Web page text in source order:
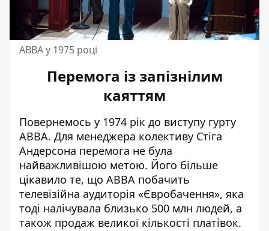
АВВА у 1975 році
Перемога із запізнілим
каяттям
Повернемось у 1974 рік до виступу гурту
ABBA. Для менеджера колективу Стіга
Андерсона перемога не була
найважливішою метою. Його більше
цікавило те, що ABBA побачить
телевізійна аудиторія «Євробачення», яка
тоді налічувала близько 500 млн людей, а
також продаж великої кількості платівок.